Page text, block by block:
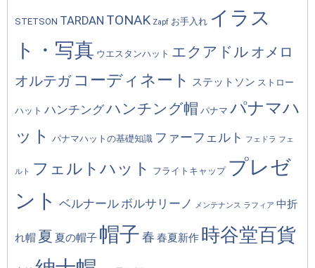
STETSON TARDAN TONAK Zapf お手入れ イラス
ト・写真 ウエスタンハット エクアドル オメロ
オルテガ コーディネート ステットソン ストロー
ハット ハンチングハンチング帽 パナマ パナマハ
ット
パナマハットの基礎知識 ファーフェルト フェドラ フェ
ルト フェルトハット フライトキャップ プレゼ
ント ベルナールボルサリーノ メンテナンス ラフィア 中折
れ帽 夏 夏の帽子 帽子春 春夏新作 時谷堂百貨